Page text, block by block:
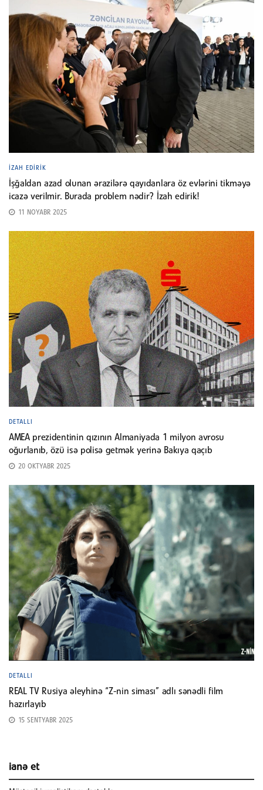
İZAH EDIRIK
İşğaldan azad olunan ərazilərə qayıdanlara öz evlərini tikməyə
icazə verilmir. Burada problem nədir? İzah edirik!
11 NOYABR 2025
DETALLI
AMEA prezidentinin qızının Almaniyada 1 milyon avrosu
oğurlanıb, özü isə polisə getmək yerinə Bakıya qaçıb
20 OKTYABR 2025
DETALLI
REAL TV Rusiya əleyhinə “Z-nin siması” adlı sənədli film
hazırlayıb
15 SENTYABR 2025
ianə et